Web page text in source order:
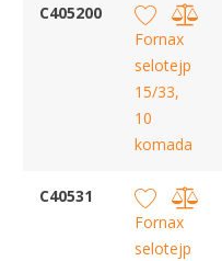
C405200
Fornax
selotejp
15/33,
10
komada
C40531
Fornax
selotejp